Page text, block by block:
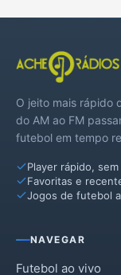
O jeito mais rápido
do AM ao FM
futebol em tempo
Player rápido,
Favoritas e
Jogos de futebol
NAVEGAR
Futebol ao vivo